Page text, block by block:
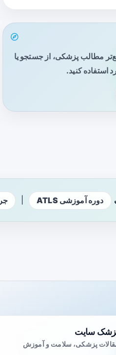
مطالب پزشکی، از جستجو یا
استفاده کنید.
دوره آموزشی ATLS
سایت
پزشکی، سلامت و آموزش